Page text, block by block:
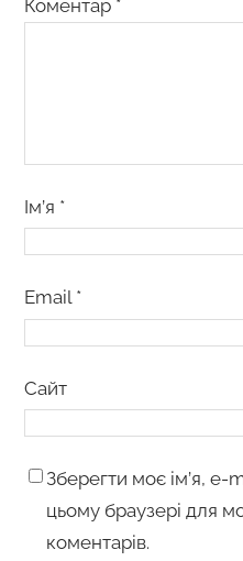
Коментар *
Ім’я *
Email *
Сайт
Зберегти моє ім’я, e-
цьому браузері для
коментарів.